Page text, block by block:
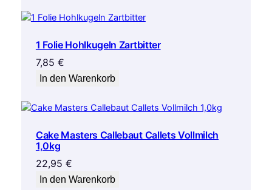
1 Folie Hohlkugeln Zartbitter
7,85 €
In den Warenkorb
Cake Masters Callebaut Callets Vollmilch
1,0kg
22,95 €
In den Warenkorb